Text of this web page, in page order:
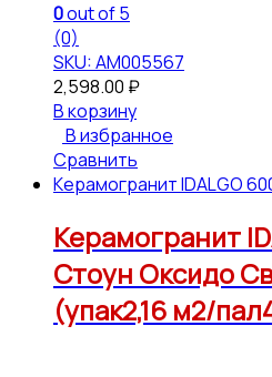
0out of 5
(0)
SKU: АМ005567
2,598.00 ₽
В корзину
В избранное
Сравнить
Керамогранит IDALGO
Керамогранит
Стоун Оксидо
(упак2,16 м2/